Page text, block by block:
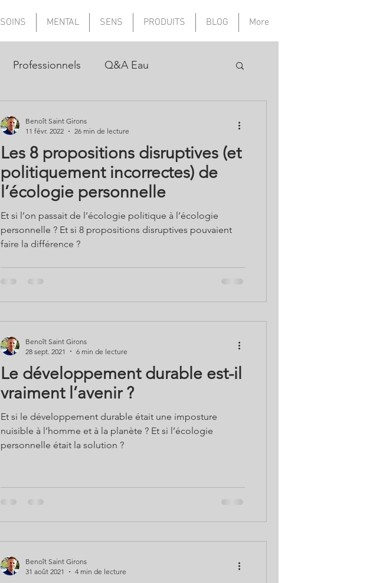
SOINS MENTAL SENS PRODUITS BLOG More
Professionnels Q&A Eau
Les 8 propositions disruptives (et
politiquement incorrectes) de
l’écologie personnelle
Et si l’on passait de l’écologie politique à l’écologie
personnelle ? Et si 8 propositions disruptives pouvaient
faire la différence ?
Benoît Saint Girons
11 févr. 2022
26 min de lecture
Le développement durable est-il
vraiment l’avenir ?
Et si le développement durable était une imposture
nuisible à l’homme et à la planète ? Et si l’écologie
personnelle était la solution ?
Benoît Saint Girons
28 sept. 2021
6 min de lecture
Benoît Saint Girons
31 août 2021
4 min de lecture